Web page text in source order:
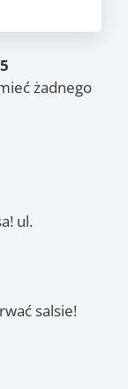
(śr.),
żadnego
ul.
salsie!